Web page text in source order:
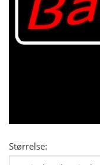
Størrelse: